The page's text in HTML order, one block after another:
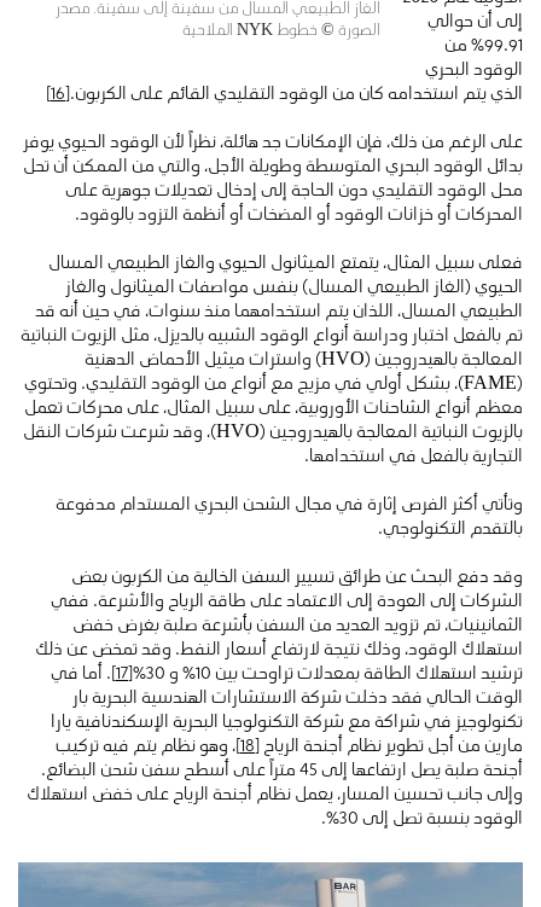
الغاز الطبيعي المسال من سفينة إلى سفينة. مصدر
الصورة © خطوط NYK الملاحية
إلى أن حوالي
99.91٪ من
الوقود البحري
الذي يتم استخدامه كان من الوقود التقليدي القائم على الكربون.[16]
على الرغم من ذلك، فإن الإمكانات جد هائلة، نظراً لأن الوقود الحيوي يوفر
بدائل الوقود البحري المتوسطة وطويلة الأجل، والتي من الممكن أن تحل
محل الوقود التقليدي دون الحاجة إلى إدخال تعديلات جوهرية على
المحركات أو خزانات الوقود أو المضخات أو أنظمة التزود بالوقود.
فعلى سبيل المثال، يتمتع الميثانول الحيوي والغاز الطبيعي المسال
الحيوي (الغاز الطبيعي المسال) بنفس مواصفات الميثانول والغاز
الطبيعي المسال، اللذان يتم استخدامهما منذ سنوات، في حين أنه قد
تم بالفعل اختبار ودراسة أنواع الوقود الشبيه بالديزل، مثل الزيوت النباتية
المعالجة بالهيدروجين (HVO) واسترات ميثيل الأحماض الدهنية
(FAME)، بشكل أولي في مزيج مع أنواع من الوقود التقليدي. وتحتوي
معظم أنواع الشاحنات الأوروبية، على سبيل المثال، على محركات تعمل
بالزيوت النباتية المعالجة بالهيدروجين (HVO)، وقد شرعت شركات النقل
التجارية بالفعل في استخدامها.
وتأتي أكثر الفرص إثارة في مجال الشحن البحري المستدام مدفوعة
بالتقدم التكنولوجي.
وقد دفع البحث عن طرائق تسيير السفن الخالية من الكربون بعض
الشركات إلى العودة إلى الاعتماد على طاقة الرياح والأشرعة. ففي
الثمانينيات، تم تزويد العديد من السفن بأشرعة صلبة بغرض خفض
استهلاك الوقود، وذلك نتيجة لارتفاع أسعار النفط. وقد تمخض عن ذلك
ترشيد استهلاك الطاقة بمعدلات تراوحت بين 10٪ و 30٪
[17]
. أما في
الوقت الحالي فقد دخلت شركة الاستشارات الهندسية البحرية بار
تكنولوجيز في شراكة مع شركة التكنولوجيا البحرية الإسكندنافية يارا
مارين من أجل تطوير نظام أجنحة الرياح [18]
، وهو نظام يتم فيه تركيب
أجنحة صلبة يصل ارتفاعها إلى 45 متراً على أسطح سفن شحن البضائع.
وإلى جانب تحسين المسار، يعمل نظام أجنحة الرياح على خفض استهلاك
الوقود بنسبة تصل إلى 30٪.